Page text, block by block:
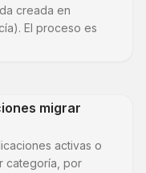
creada en
El proceso es
migrar
activas o
categoría, por